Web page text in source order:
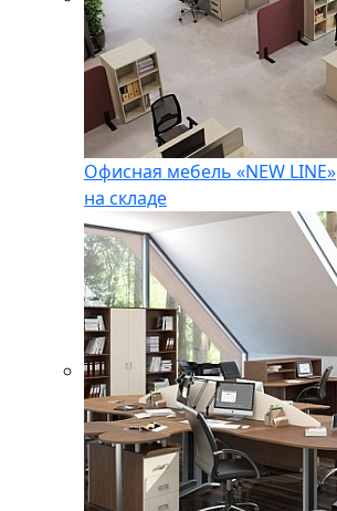
Офисная мебель «NEW LINE»
на складе